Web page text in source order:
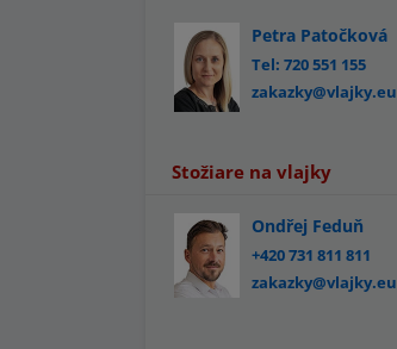
Petra Patočková
Tel: 720 551 155
zakazky@vlajky.eu
Stožiare na vlajky
Ondřej Feduň
+420 731 811 811
zakazky@vlajky.eu